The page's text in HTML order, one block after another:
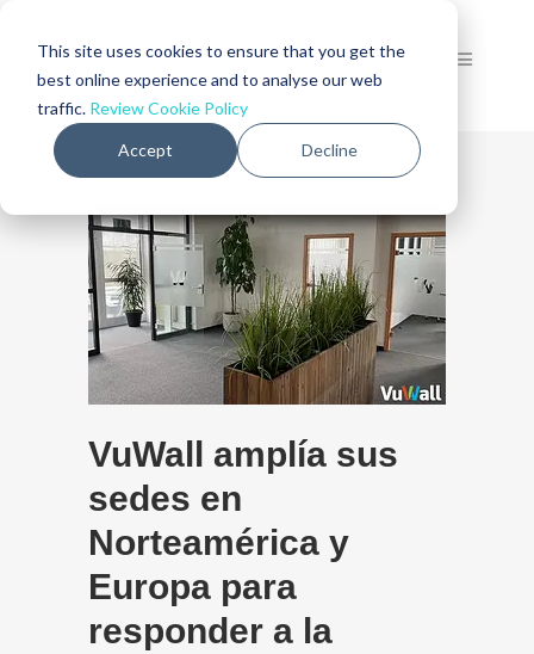
This site uses cookies to ensure that you get the
best online experience and to analyse our web
traffic. Review Cookie Policy
Accept Decline
VuWall amplía sus
sedes en
Norteamérica y
Europa para
responder a la